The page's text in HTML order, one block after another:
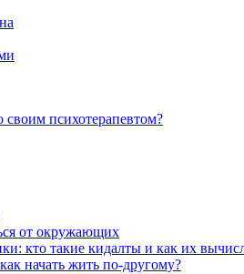
психотерапевтом?
от окружающих
кто такие кидалты и как их
начать жить по-другому?